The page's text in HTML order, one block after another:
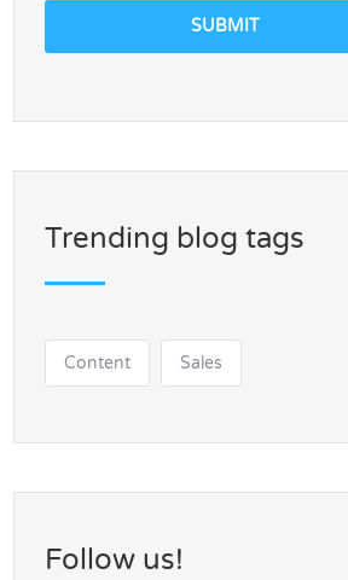
SUBMIT
Trending blog tags
Content Sales
Follow us!